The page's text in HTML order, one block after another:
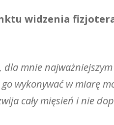
widzenia
mnie
go wykonywać w miarę
cały mięsień i nie